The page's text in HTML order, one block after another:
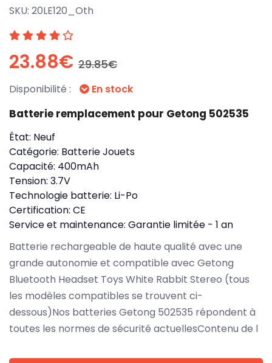
SKU: 20LE120_Oth
23.88€ 29.85€
Disponibilité : En stock
Batterie remplacement pour Getong 502535
État: Neuf
Catégorie: Batterie Jouets
Capacité: 400mAh
Tension: 3.7V
Technologie batterie: Li-Po
Certification: CE
Service et maintenance: Garantie limitée - 1 an
Batterie rechargeable de haute qualité avec une
grande autonomie et compatible avec Getong
Bluetooth Headset Toys White Rabbit Stereo (tous
les modèles compatibles se trouvent ci-
dessous)Nos batteries Getong 502535 répondent à
toutes les normes de sécurité actuellesContenu de l